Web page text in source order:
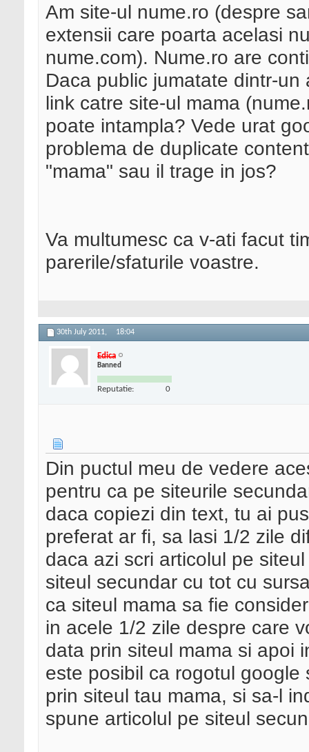
Am site-ul nume.ro (despre
extensii care poarta acelasi
nume.com). Nume.ro are
Daca public jumatate dintr-
link catre site-ul mama
poate intampla? Vede urat
problema de duplicate
"mama" sau il trage in jos?
Va multumesc ca v-ati facut
parerile/sfaturile voastre.
30th July 2011, 18:04
Edica
Banned
Reputatie: 0
Din puctul meu de vedere
pentru ca pe siteurile
daca copiezi din text, tu ai
preferat ar fi, sa lasi 1/2 zile
daca azi scri articolul pe
siteul secundar cu tot cu
ca siteul mama sa fie
in acele 1/2 zile despre care
data prin siteul mama si apoi
este posibil ca rogotul
prin siteul tau mama, si sa-l
spune articolul pe siteul